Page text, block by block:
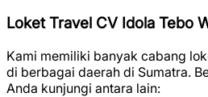
Loket Travel CV Idola Tebo
Kami memiliki banyak cabang
di berbagai daerah di Sumatra.
Anda kunjungi antara lain: